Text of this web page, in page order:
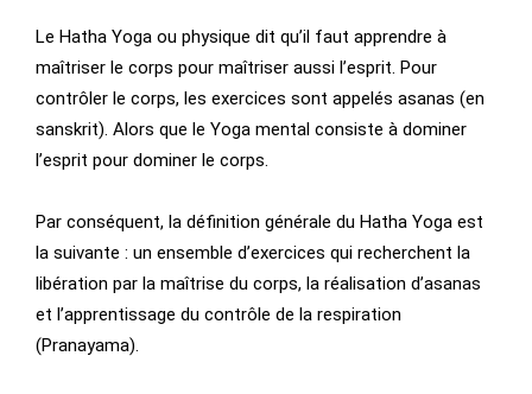
Le Hatha Yoga ou physique dit qu’il faut apprendre à
maîtriser le corps pour maîtriser aussi l’esprit. Pour
contrôler le corps, les exercices sont appelés asanas (en
sanskrit). Alors que le Yoga mental consiste à dominer
l’esprit pour dominer le corps.
Par conséquent, la définition générale du Hatha Yoga est
la suivante : un ensemble d’exercices qui recherchent la
libération par la maîtrise du corps, la réalisation d’asanas
et l’apprentissage du contrôle de la respiration
(Pranayama).